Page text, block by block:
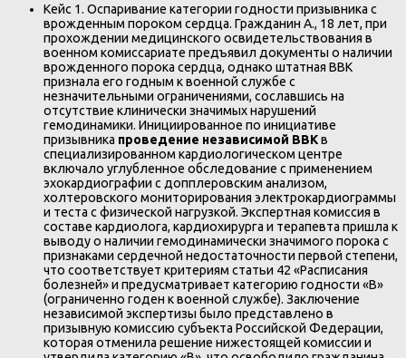
Кейс 1. Оспаривание категории годности призывника с
врожденным пороком сердца. Гражданин А., 18 лет, при
прохождении медицинского освидетельствования в
военном комиссариате предъявил документы о наличии
врожденного порока сердца, однако штатная ВВК
признала его годным к военной службе с
незначительными ограничениями, сославшись на
отсутствие клинически значимых нарушений
гемодинамики. Инициированное по инициативе
призывника проведение независимой ВВКв
специализированном кардиологическом центре
включало углубленное обследование с применением
эхокардиографии с допплеровским анализом,
холтеровского мониторирования электрокардиограммы
и теста с физической нагрузкой. Экспертная комиссия в
составе кардиолога, кардиохирурга и терапевта пришла к
выводу о наличии гемодинамически значимого порока с
признаками сердечной недостаточности первой степени,
что соответствует критериям статьи 42 «Расписания
болезней» и предусматривает категорию годности «В»
(ограниченно годен к военной службе). Заключение
независимой экспертизы было представлено в
призывную комиссию субъекта Российской Федерации,
которая отменила решение нижестоящей комиссии и